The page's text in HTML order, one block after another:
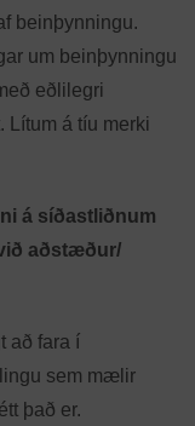
beinþynningu.
um beinþynningu
eðlilegri
Lítum á tíu merki
á síðastliðnum
aðstæður/
að fara í
sem mælir
það er.